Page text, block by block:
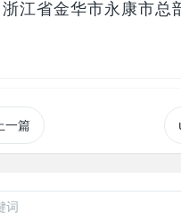
江省金华市永康市总
一篇